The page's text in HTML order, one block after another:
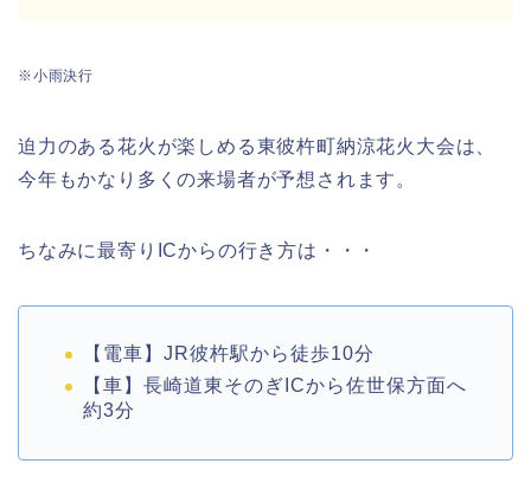
※小雨決行
迫力のある花火が楽しめる東彼杵町納涼花火大会は、
今年もかなり多くの来場者が予想されます。
ちなみに最寄りICからの行き方は・・・
【電車】JR彼杵駅から徒歩10分
【車】長崎道東そのぎICから佐世保方面へ
約3分